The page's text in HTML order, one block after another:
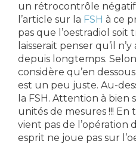
un rétrocontrôle négatif
l’article sur la FSH à ce
pas que l’oestradiol soit
laisserait penser qu’il
depuis longtemps.
considère qu’en
est un peu juste. Au-
la FSH. Attention à bien
unités de mesures !!! En
vient pas de l’opération
esprit ne joue pas sur